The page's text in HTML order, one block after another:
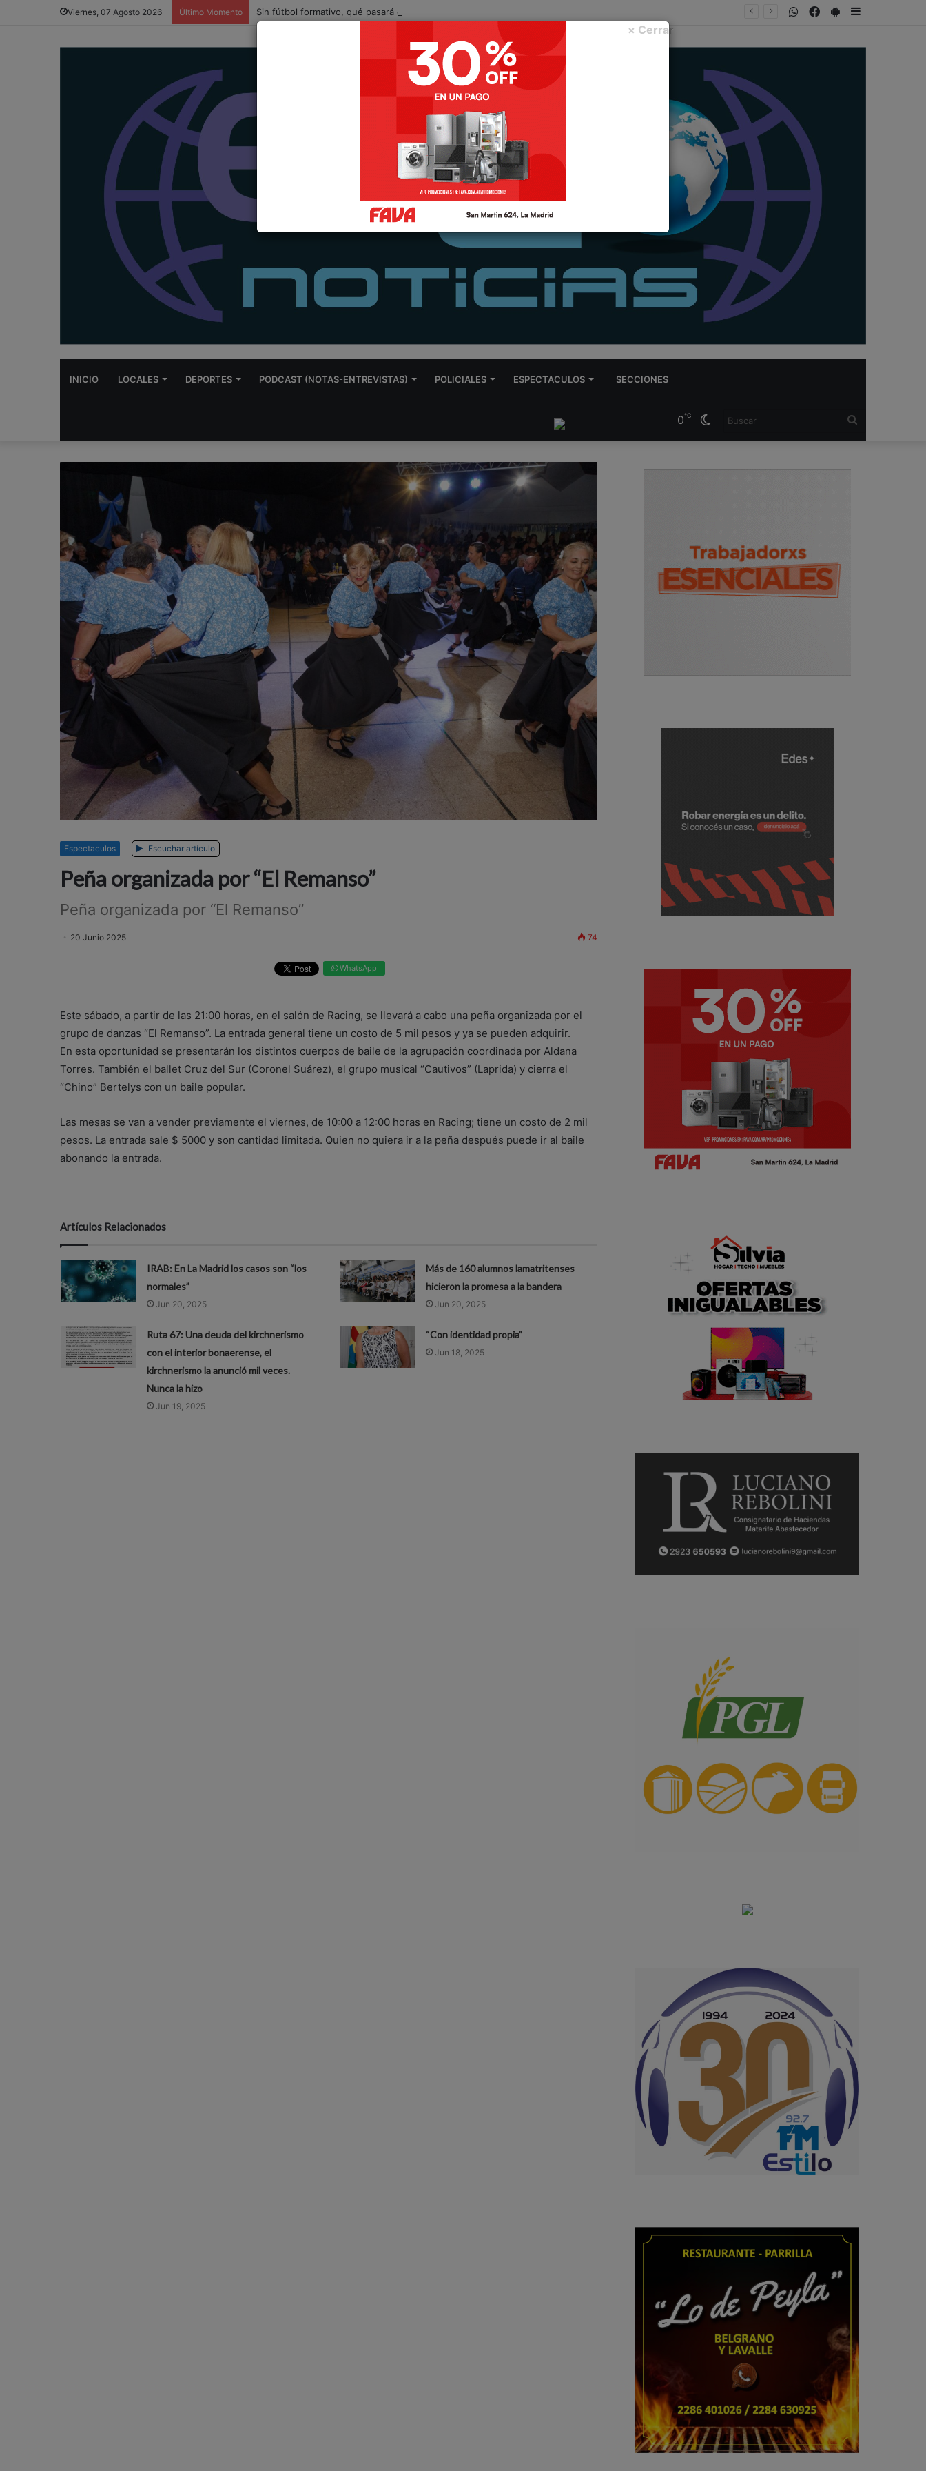
Viernes, 07 Agosto 2026 Último Momento Sin fútbol formativo, qué pasará con el mayor PlayStore
Facebook
WhatsApp
INICIO LOCALES DEPORTES PODCAST (NOTAS-ENTREVISTAS) POLICIALES ESPECTACULOS SECCIONES
Cambiar
0℃
Espectaculos Escuchar artículo
Peña organizada por “El Remanso”
Peña organizada por “El Remanso”
20 Junio 2025 74
WhatsApp
Este sábado, a partir de las 21:00 horas, en el salón de Racing, se llevará a cabo una peña organizada por el
grupo de danzas “El Remanso”. La entrada general tiene un costo de 5 mil pesos y ya se pueden adquirir.
En esta oportunidad se presentarán los distintos cuerpos de baile de la agrupación coordinada por Aldana
Torres. También el ballet Cruz del Sur (Coronel Suárez), el grupo musical “Cautivos” (Laprida) y cierra el
“Chino” Bertelys con un baile popular.
Las mesas se van a vender previamente el viernes, de 10:00 a 12:00 horas en Racing; tiene un costo de 2 mil
pesos. La entrada sale $ 5000 y son cantidad limitada. Quien no quiera ir a la peña después puede ir al baile
abonando la entrada.
Artículos Relacionados
IRAB: En La Madrid los casos son “los
normales”
Jun 20, 2025
Más de 160 alumnos lamatritenses
hicieron la promesa a la bandera
Jun 20, 2025
Ruta 67: Una deuda del kirchnerismo
con el interior bonaerense, el
kirchnerismo la anunció mil veces.
Nunca la hizo
Jun 19, 2025
“Con identidad propia”
Jun 18, 2025
× Cerrar